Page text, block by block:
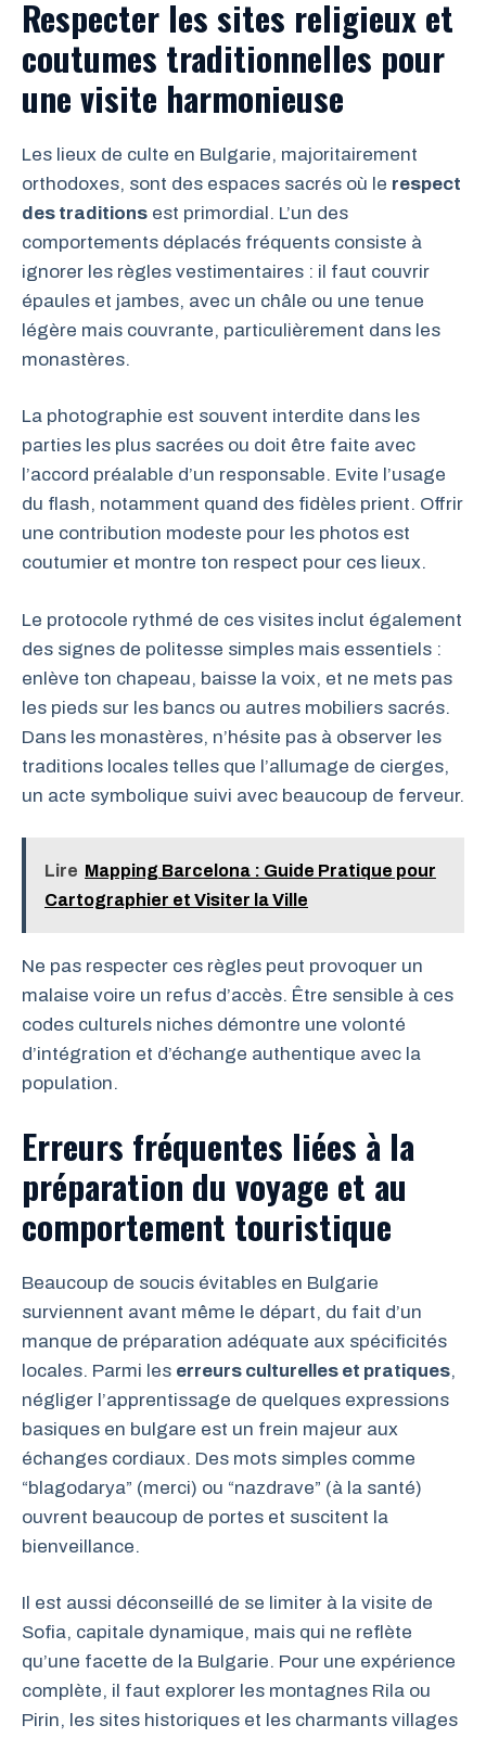
Respecter les sites religieux et
coutumes traditionnelles pour
une visite harmonieuse
Les lieux de culte en Bulgarie, majoritairement
orthodoxes, sont des espaces sacrés où le respect
des traditions est primordial. L’un des
comportements déplacés fréquents consiste à
ignorer les règles vestimentaires : il faut couvrir
épaules et jambes, avec un châle ou une tenue
légère mais couvrante, particulièrement dans les
monastères.
La photographie est souvent interdite dans les
parties les plus sacrées ou doit être faite avec
l’accord préalable d’un responsable. Evite l’usage
du flash, notamment quand des fidèles prient. Offrir
une contribution modeste pour les photos est
coutumier et montre ton respect pour ces lieux.
Le protocole rythmé de ces visites inclut également
des signes de politesse simples mais essentiels :
enlève ton chapeau, baisse la voix, et ne mets pas
les pieds sur les bancs ou autres mobiliers sacrés.
Dans les monastères, n’hésite pas à observer les
traditions locales telles que l’allumage de cierges,
un acte symbolique suivi avec beaucoup de ferveur.
Lire Mapping Barcelona : Guide Pratique pour
Cartographier et Visiter la Ville
Ne pas respecter ces règles peut provoquer un
malaise voire un refus d’accès. Être sensible à ces
codes culturels niches démontre une volonté
d’intégration et d’échange authentique avec la
population.
Erreurs fréquentes liées à la
préparation du voyage et au
comportement touristique
Beaucoup de soucis évitables en Bulgarie
surviennent avant même le départ, du fait d’un
manque de préparation adéquate aux spécificités
locales. Parmi les erreurs culturelles et pratiques,
négliger l’apprentissage de quelques expressions
basiques en bulgare est un frein majeur aux
échanges cordiaux. Des mots simples comme
“blagodarya” (merci) ou “nazdrave” (à la santé)
ouvrent beaucoup de portes et suscitent la
bienveillance.
Il est aussi déconseillé de se limiter à la visite de
Sofia, capitale dynamique, mais qui ne reflète
qu’une facette de la Bulgarie. Pour une expérience
complète, il faut explorer les montagnes Rila ou
Pirin, les sites historiques et les charmants villages